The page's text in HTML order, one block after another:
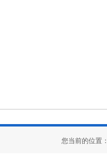
您当前的位置